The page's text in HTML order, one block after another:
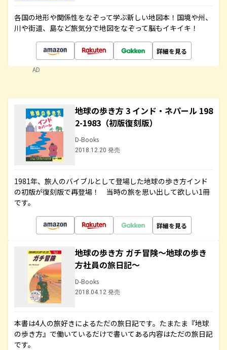
各国の地形や関係性をなぞって学ぶ新しい地図本！国境や州、
川や街道、島など旅気分で地図をなぞって脳もイキイキ！
詳細を見る
AD
地球の歩き方 3 インド・ネパール 198
2-1983（初版復刻版）
D-Books
2018.12.20 発売
1981年、旅人のバイブルとして登場した地球の歩き方インド
の初版が復刻版で再登場！ 当時の旅を思い出して欲しい1冊
です。
詳細を見る
地球の歩き方 ガチ冒険～地球の歩き
方社員の旅日記～
D-Books
2018.04.12 発売
本書は4人の旅好きによるただの旅日記です。たまたま『地球
の歩き方』で働いているだけで書いてある内容はただの旅日記
です。